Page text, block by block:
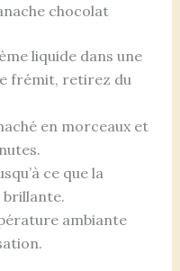
chocolat
liquide dans une
frémit, retirez du
en morceaux et
ce que la
brillante.
ambiante